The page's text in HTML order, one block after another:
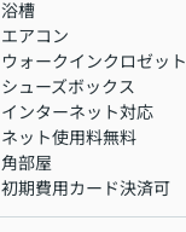
浴槽
エアコン
ウォークインクロゼット
シューズボックス
インターネット対応
ネット使用料無料
角部屋
初期費用カード決済可